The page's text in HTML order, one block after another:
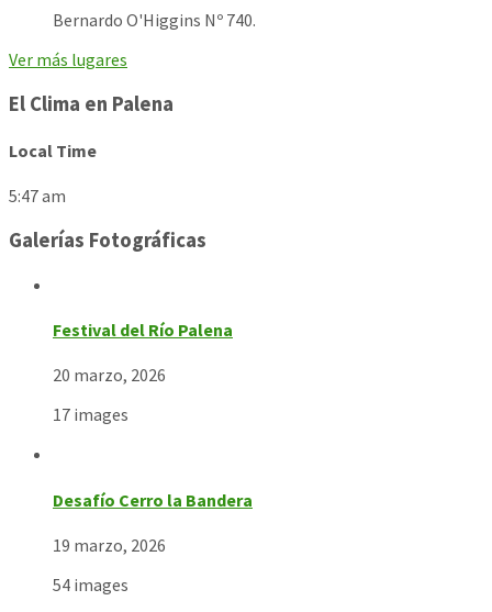
Bernardo O'Higgins Nº 740.
Ver más lugares
El Clima en Palena
Local Time
5:47 am
Galerías Fotográficas
Festival del Río Palena
20 marzo, 2026
17 images
Desafío Cerro la Bandera
19 marzo, 2026
54 images